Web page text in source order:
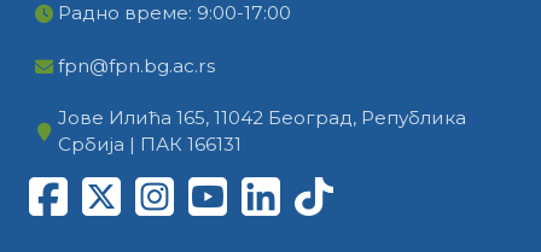
Радно време: 9:00-17:00
fpn@fpn.bg.ac.rs
Јове Илића 165, 11042 Београд, Република
Србија | ПАК 166131